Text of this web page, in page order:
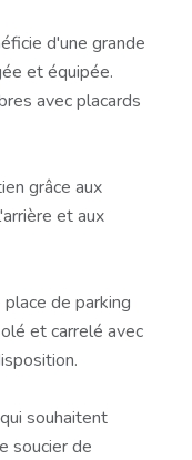
d'une grande
et équipée.
avec placards
grâce aux
et aux
de parking
et carrelé avec
souhaitent
soucier de